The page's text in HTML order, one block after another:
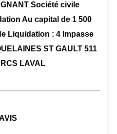
Société civile
Au capital de 1 500
Liquidation : 4 Impasse
ST GAULT 511
LAVAL